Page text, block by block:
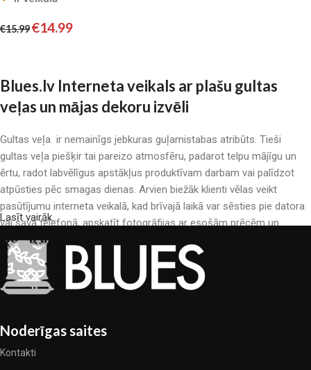
€15.99€14.99
Blues.lv Interneta veikals ar plašu gultas
veļas un mājas dekoru izvēli
Gultas veļa ir nemainīgs jebkuras guļamistabas atribūts. Tieši
gultas veļa piešķir tai pareizo atmosfēru, padarot telpu mājīgu un
ērtu, radot labvēlīgus apstākļus produktīvam darbam vai palīdzot
atpūsties pēc smagas dienas. Arvien biežāk klienti vēlas veikt
pasūtījumu interneta veikalā, kad brīvajā laikā var sēsties pie datora
vai sava telefonā, apskatīt fotogrāfijas ar esošām prēcēm un
mierīgi iegādāties sev tīkamās. Mūsu interneta veikalā ir liels gultas
veļas katalogs: pieejamas gan kokvilnas, gan kokvilna satīna gultas
veļas.
Gultas veļas ražotāji, kā arī citu tekstila preču ražotāji ir pilni ar
pārsteidzošiem piedāvājumiem: nereti sastopamies gan ar
Lasīt vairāk..
Noderīgas saites
Kontakti